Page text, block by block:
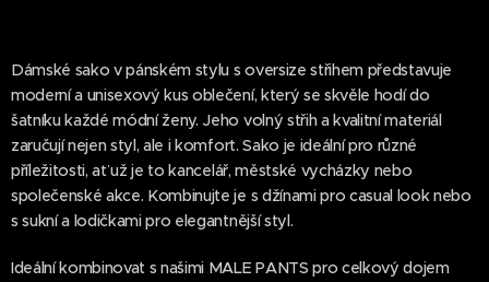
Dámské sako v pánském stylu s oversize střihem představuje
moderní a unisexový kus oblečení, který se skvěle hodí do
šatníku každé módní ženy. Jeho volný střih a kvalitní materiál
zaručují nejen styl, ale i komfort. Sako je ideální pro různé
příležitosti, ať už je to kancelář, městské vycházky nebo
společenské akce. Kombinujte je s džínami pro casual look nebo
s sukní a lodičkami pro elegantnější styl.
Ideální kombinovat s našimi MALE PANTS pro celkový dojem